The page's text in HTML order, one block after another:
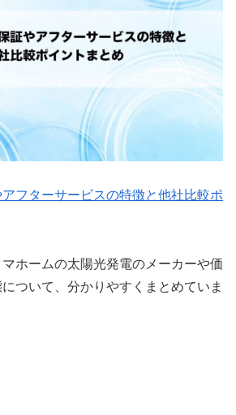
フターサービスの特徴と他社比較ポ
ホームの太陽光発電のメーカーや価
ついて、分かりやすくまとめていま